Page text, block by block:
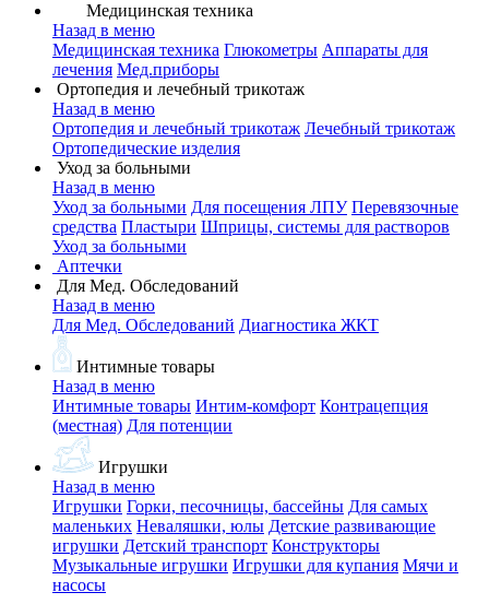
Медицинская техника
Назад в меню
Медицинская техника Глюкометры Аппараты для
лечения Мед.приборы
Ортопедия и лечебный трикотаж
Назад в меню
Ортопедия и лечебный трикотаж Лечебный трикотаж
Ортопедические изделия
Уход за больными
Назад в меню
Уход за больными Для посещения ЛПУ Перевязочные
средства Пластыри Шприцы, системы для растворов
Уход за больными
Аптечки
Для Мед. Обследований
Назад в меню
Для Мед. Обследований Диагностика ЖКТ
Интимные товары
Назад в меню
Интимные товары Интим-комфорт Контрацепция
(местная) Для потенции
Игрушки
Назад в меню
Игрушки Горки, песочницы, бассейны Для самых
маленьких Неваляшки, юлы Детские развивающие
игрушки Детский транспорт Конструкторы
Музыкальные игрушки Игрушки для купания Мячи и
насосы